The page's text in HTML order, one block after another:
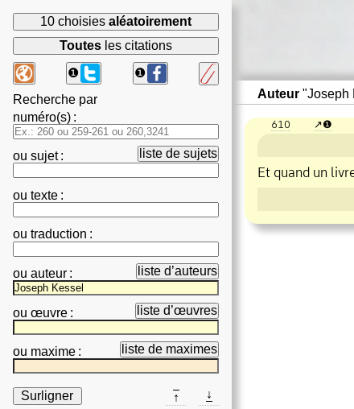
10 choisies aléatoirement
Toutes les citations
❶
❶
Recherche par
numéro(s) :
ou sujet: liste de sujets
ou texte :
ou traduction :
ou auteur : liste d’auteurs
ou œuvre : liste d’œuvres
ou maxime : liste de maximes
Surligner ↓
↑
Auteur "Joseph
610 ❶
Et quand un